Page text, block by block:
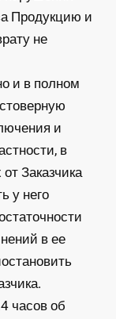
Продукцию и
не
и в полном
и
в
Заказчика
у него
в ее
часов об